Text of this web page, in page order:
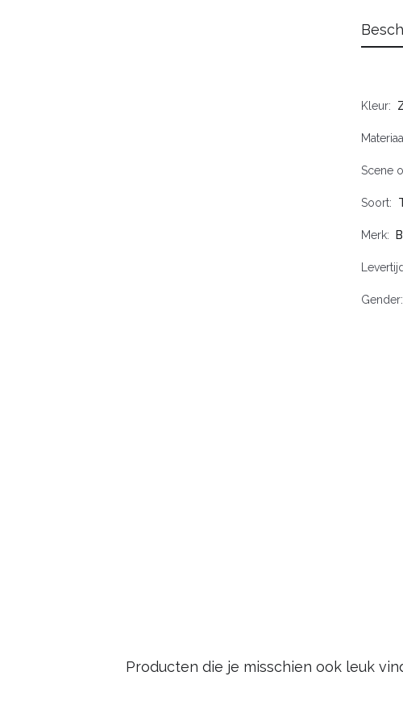
Kleur
Scene
Soort
Merk
Gender
Producten die je misschien ook leuk